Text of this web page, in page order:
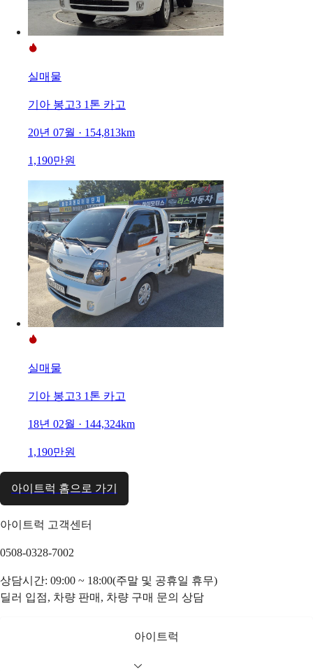
실매물
기아 봉고3 1톤 카고
20년 07월 · 154,813km
1,190만원
실매물
기아 봉고3 1톤 카고
18년 02월 · 144,324km
1,190만원
아이트럭 홈으로 가기
아이트럭 고객센터
0508-0328-7002
상담시간: 09:00 ~ 18:00(주말 및 공휴일 휴무)
딜러 입점, 차량 판매, 차량 구매 문의 상담
아이트럭